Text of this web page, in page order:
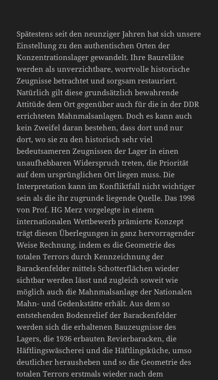
Spätestens seit den neunziger Jahren hat sich unsere
Einstellung zu den authentischen Orten der
Konzentrationslager gewandelt. Ihre Baurelikte
werden als unverzichtbare, wortvolle historische
Zeugnisse betrachtet und sorgsam restauriert.
Natürlich gilt diese grundsätzlich bewahrende
Attitüde dem Ort gegenüber auch für die in der DDR
errichteten Mahnmalsanlagen. Doch es kann auch
kein Zweifel daran bestehen, dass dort und nur
dort, wo sie zu den historisch sehr viel
bedeutsameren Zeugnissen der Lager in einen
unaufhebbaren Widerspruch treten, die Priorität
auf dem ursprünglichen Ort liegen muss. Die
Interpretation kann im Konfliktfall nicht wichtiger
sein als die ihr zugrunde liegende Quelle. Das 1998
von Prof. HG Merz vorgelegte in einem
internationalen Wettbewerb prämierte Konzept
trägt diesen Überlegungen in ganz hervorragender
Weise Rechnung, indem es die Geometrie des
totalen Terrors durch Kennzeichnung der
Barackenfelder mittels Schotterflächen wieder
sichtbar werden lässt und zugleich soweit wie
möglich auch die Mahnmalsanlage der Nationalen
Mahn- und Gedenkstätte erhält. Aus dem so
entstehenden Bodenrelief der Barackenfelder
werden sich die erhaltenen Bauzeugnisse des
Lagers, die 1936 erbauten Revierbaracken, die
Häftlingswäscherei und die Häftlingsküche, umso
deutlicher herausheben und so die Geometrie des
totalen Terrors erstmals wieder nach dem